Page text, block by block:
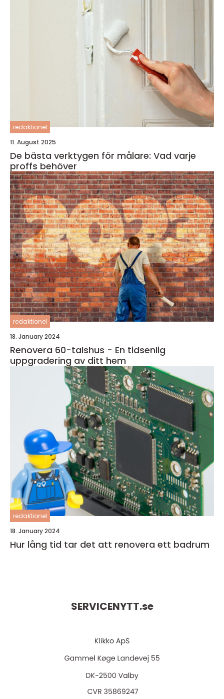
redaktionel
11. August 2025
De bästa verktygen för målare: Vad varje
proffs behöver
redaktionel
18. January 2024
Renovera 60-talshus - En tidsenlig
uppgradering av ditt hem
redaktionel
18. January 2024
Hur lång tid tar det att renovera ett badrum
SERVICENYTT.se